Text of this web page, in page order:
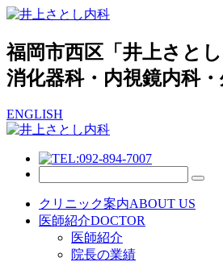
福岡市西区「井上さと
消化器科・内視鏡内科
ENGLISH
クリニック案内ABOUT US
医師紹介DOCTOR
医師紹介
院長の業績